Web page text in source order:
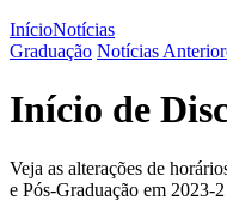
InícioNotícias
Graduação Notícias
Início de
Veja as alterações de
e Pós-Graduação em 2023-2